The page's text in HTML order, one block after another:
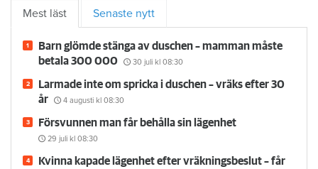
Mest läst Senaste nytt
Barn glömde stänga av duschen – mamman måste
betala 300 000
30 juli kl 08:30
Larmade inte om spricka i duschen – vräks efter 30
år
4 augusti kl 08:30
Försvunnen man får behålla sin lägenhet
29 juli kl 08:30
Kvinna kapade lägenhet efter vräkningsbeslut – får